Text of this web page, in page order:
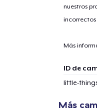
nuestros
incorrectos
Más
ID de
little-
Más